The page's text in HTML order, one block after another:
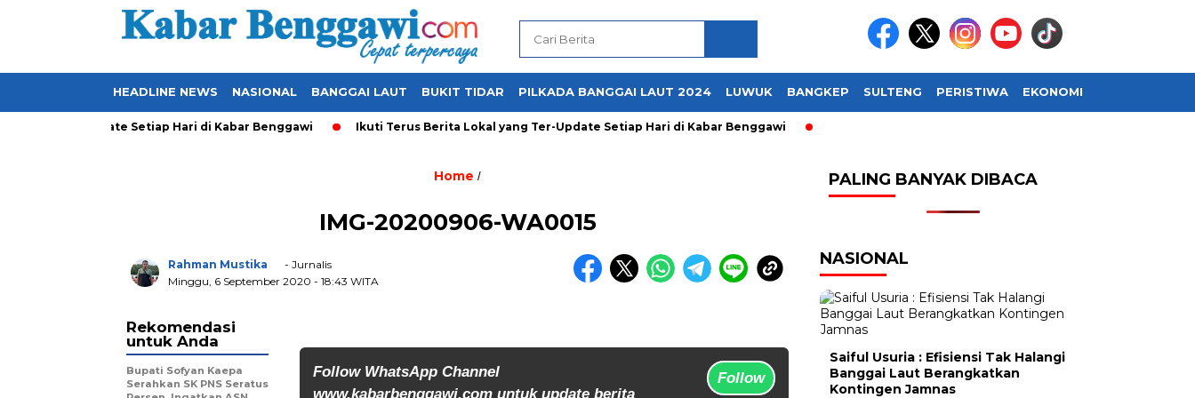
HEADLINE NEWS NASIONAL BANGGAI LAUT BUKIT TIDAR PILKADA BANGGAI LAUT 2024 LUWUK BANGKEP SULTENG PERISTIWA EKONOMI
yang Ter-Update Setiap Hari di Kabar Benggawi Ikuti Terus Berita Lokal yang Ter-Update Setiap Hari di Kabar Benggawi
Home /
IMG-20200906-WA0015
Rahman Mustika
- Jurnalis
Minggu, 6 September 2020 - 18:43 WITA
Follow WhatsApp Channel
www.kabarbenggawi.com untuk update berita
Follow
Rekomendasi
untuk Anda
Bupati Sofyan Kaepa
Serahkan SK PNS Seratus
PALING BANYAK DIBACA
NASIONAL
Saiful Usuria : Efisiensi Tak Halangi
Banggai Laut Berangkatkan
Kontingen Jamnas